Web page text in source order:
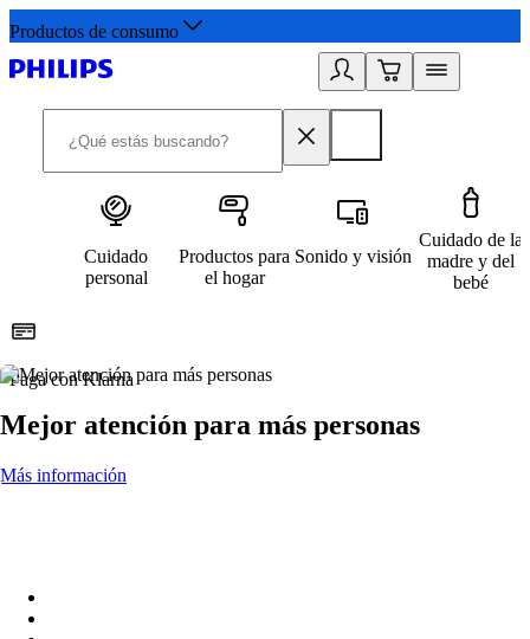
Productos de consumo
Cuidado
personal
Productos para
el hogar
Sonido y visión
Cuidado de la
madre y del
bebé
Paga con Klarna
Mejor atención para más personas
Más información